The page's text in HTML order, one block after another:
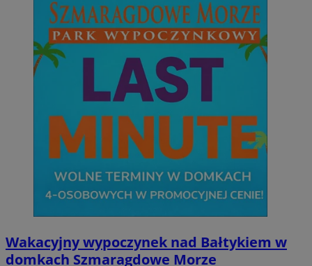
Wakacyjny wypoczynek nad Bałtykiem w
domkach Szmaragdowe Morze
CookieScriptConsent
CookieScript
4 tygodnie 2